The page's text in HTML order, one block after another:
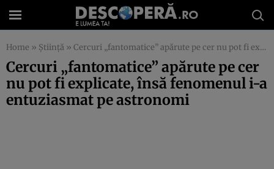
Home » Știință » Cercuri „fantomatice” apărute pe cer nu pot fi explicate, însă fenomenul i-a entuziasmat pe astronomi
Cercuri „fantomatice” apărute pe cer
nu pot fi explicate, însă fenomenul i-a
entuziasmat pe astronomi